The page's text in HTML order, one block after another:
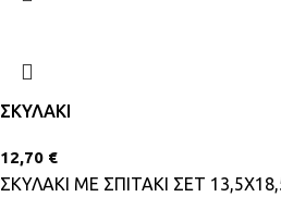
ΣΚΥΛΑΚΙ
12,70 €
ΣΚΥΛΑΚΙ ΜΕ ΣΠΙΤΑΚΙ ΣΕΤ